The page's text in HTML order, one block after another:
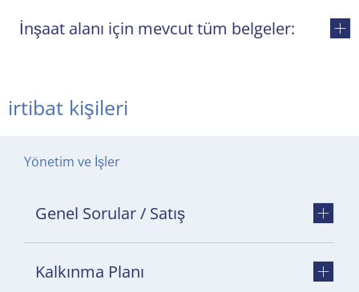
İnşaat alanı için mevcut tüm belgeler:
irtibat kişileri
Yönetim ve İşler
Genel Sorular / Satış
Kalkınma Planı